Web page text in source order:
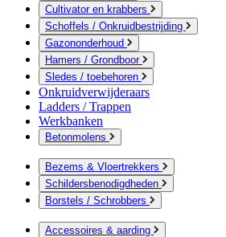
Cultivator en krabbers
Schoffels / Onkruidbestrijding
Gazononderhoud
Hamers / Grondboor
Sledes / toebehoren
Onkruidverwijderaars
Ladders / Trappen
Werkbanken
Betonmolens
Bezems & Vloertrekkers
Schildersbenodigdheden
Borstels / Schrobbers
Accessoires & aarding